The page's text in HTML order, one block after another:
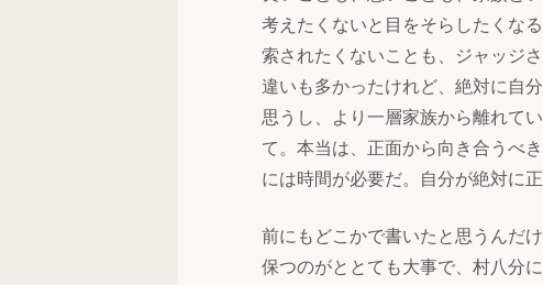
考えたくないと目をそらしたくな
索されたくないことも、ジャッジ
違いも多かったけれど、絶対に自
思うし、より一層家族から離れて
て。本当は、正面から向き合うべ
には時間が必要だ。自分が絶対に
前にもどこかで書いたと思うんだ
保つのがととても大事で、村八分